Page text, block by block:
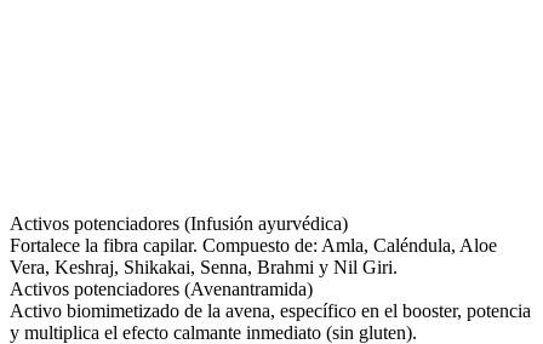
Activos potenciadores (Infusión ayurvédica)
Fortalece la fibra capilar. Compuesto de: Amla, Caléndula, Aloe
Vera, Keshraj, Shikakai, Senna, Brahmi y Nil Giri.
Activos potenciadores (Avenantramida)
Activo biomimetizado de la avena, específico en el booster, potencia
y multiplica el efecto calmante inmediato (sin gluten).